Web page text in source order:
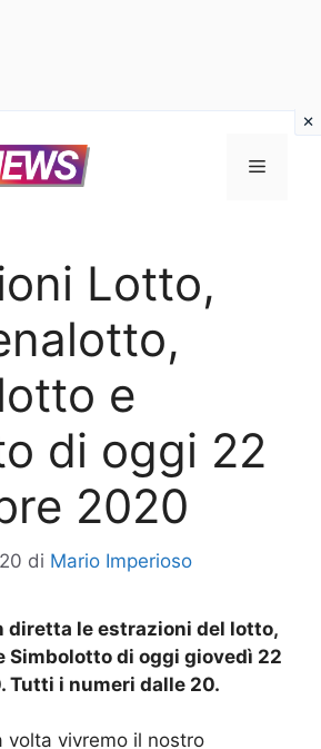
Menu
Lotto,
e
di oggi 22
2020
di Mario Imperioso
diretta le estrazioni del lotto,
Simbolotto di oggi giovedì 22
Tutti i numeri dalle 20.
volta vivremo il nostro